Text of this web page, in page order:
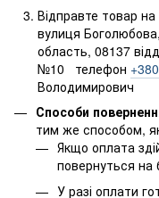
Відправте товар
вулиця
область, 08137
№10 телефон
Володимирович
Способи
тим же способом,
Якщо оплата
повернуться на
У разі оплати